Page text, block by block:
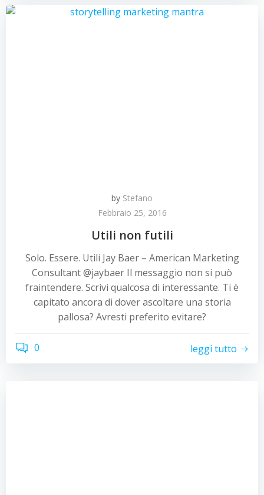
by Stefano
Febbraio 25, 2016
Utili non futili
Solo. Essere. Utili Jay Baer – American Marketing
Consultant @jaybaer Il messaggio non si può
fraintendere. Scrivi qualcosa di interessante. Ti è
capitato ancora di dover ascoltare una storia
pallosa? Avresti preferito evitare?
0 leggi tutto